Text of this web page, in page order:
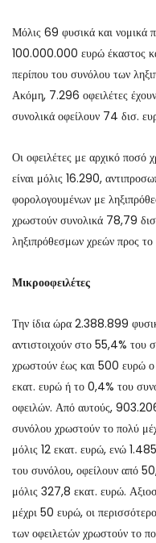
Μόλις 69 φυσικά και νομικά
100.000.000 ευρώ έκαστος
περίπου του συνόλου των
Ακόμη, 7.296 οφειλέτες
συνολικά οφείλουν 74 δισ.
Οι οφειλέτες με αρχικό
είναι μόλις 16.290,
φορολογουμένων με
χρωστούν συνολικά 78,79
ληξιπρόθεσμων χρεών προς
Μικροοφειλέτες
Την ίδια ώρα 2.388.899
αντιστοιχούν στο 55,4% του
χρωστούν έως και 500 ευρώ
εκατ. ευρώ ή το 0,4% του
οφειλών. Από αυτούς,
συνόλου χρωστούν το πολύ
μόλις 12 εκατ. ευρώ, ενώ
του συνόλου, οφείλουν από
μόλις 327,8 εκατ. ευρώ.
μέχρι 50 ευρώ, οι
των οφειλετών χρωστούν το